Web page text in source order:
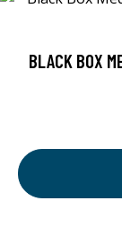
BLACK BOX